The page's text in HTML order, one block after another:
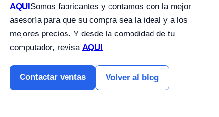
AQUI Somos fabricantes y contamos con la mejor
asesoría para que su compra sea la ideal y a los
mejores precios. Y desde la comodidad de tu
computador, revisa AQUI
Contactar ventas Volver al blog